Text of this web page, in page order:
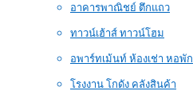
อาคารพาณิชย์ ตึกแถว
ทาวน์เฮ้าส์ ทาวน์โฮม
อพาร์ทเม้นท์ ห้องเช่า หอพัก
โรงงาน โกดัง คลังสินค้า